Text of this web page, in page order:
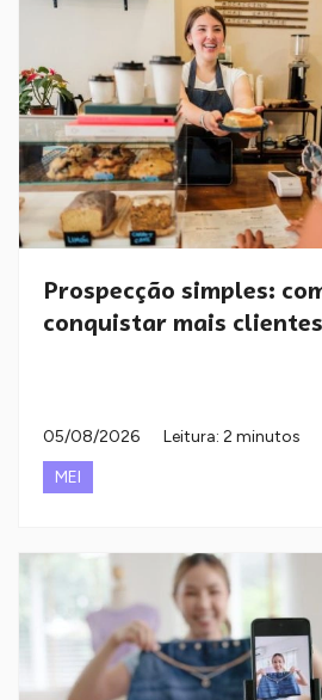
Prospecção simples:
conquistar mais clientes
05/08/2026
Leitura: 2 minutos
MEI